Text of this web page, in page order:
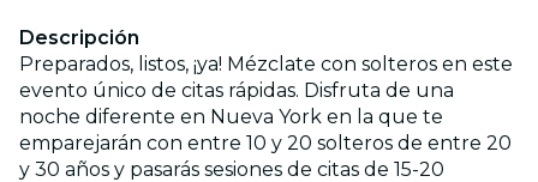
Descripción
Preparados, listos, ¡ya! Mézclate con solteros en este
evento único de citas rápidas. Disfruta de una
noche diferente en Nueva York en la que te
emparejarán con entre 10 y 20 solteros de entre 20
y 30 años y pasarás sesiones de citas de 15-20